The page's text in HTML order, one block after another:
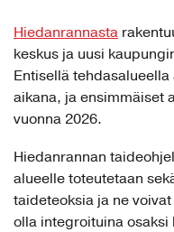
Hiedanrannasta
keskus ja uusi
Entisellä
aikana, ja ensimmäiset
vuonna 2026.
Hiedanrannan
alueelle toteutetaan
taideteoksia ja ne
olla integroituina